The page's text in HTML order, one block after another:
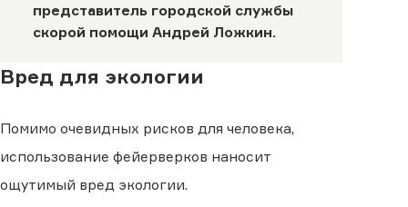
представитель городской службы
скорой помощи Андрей Ложкин.
Вред для экологии
Помимо очевидных рисков для человека,
использование фейерверков наносит
ощутимый вред экологии.